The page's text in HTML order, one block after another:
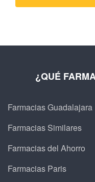
¿QUÉ
Farmacias Guadalajara
Farmacias Similares
Farmacias del Ahorro
Farmacias Paris